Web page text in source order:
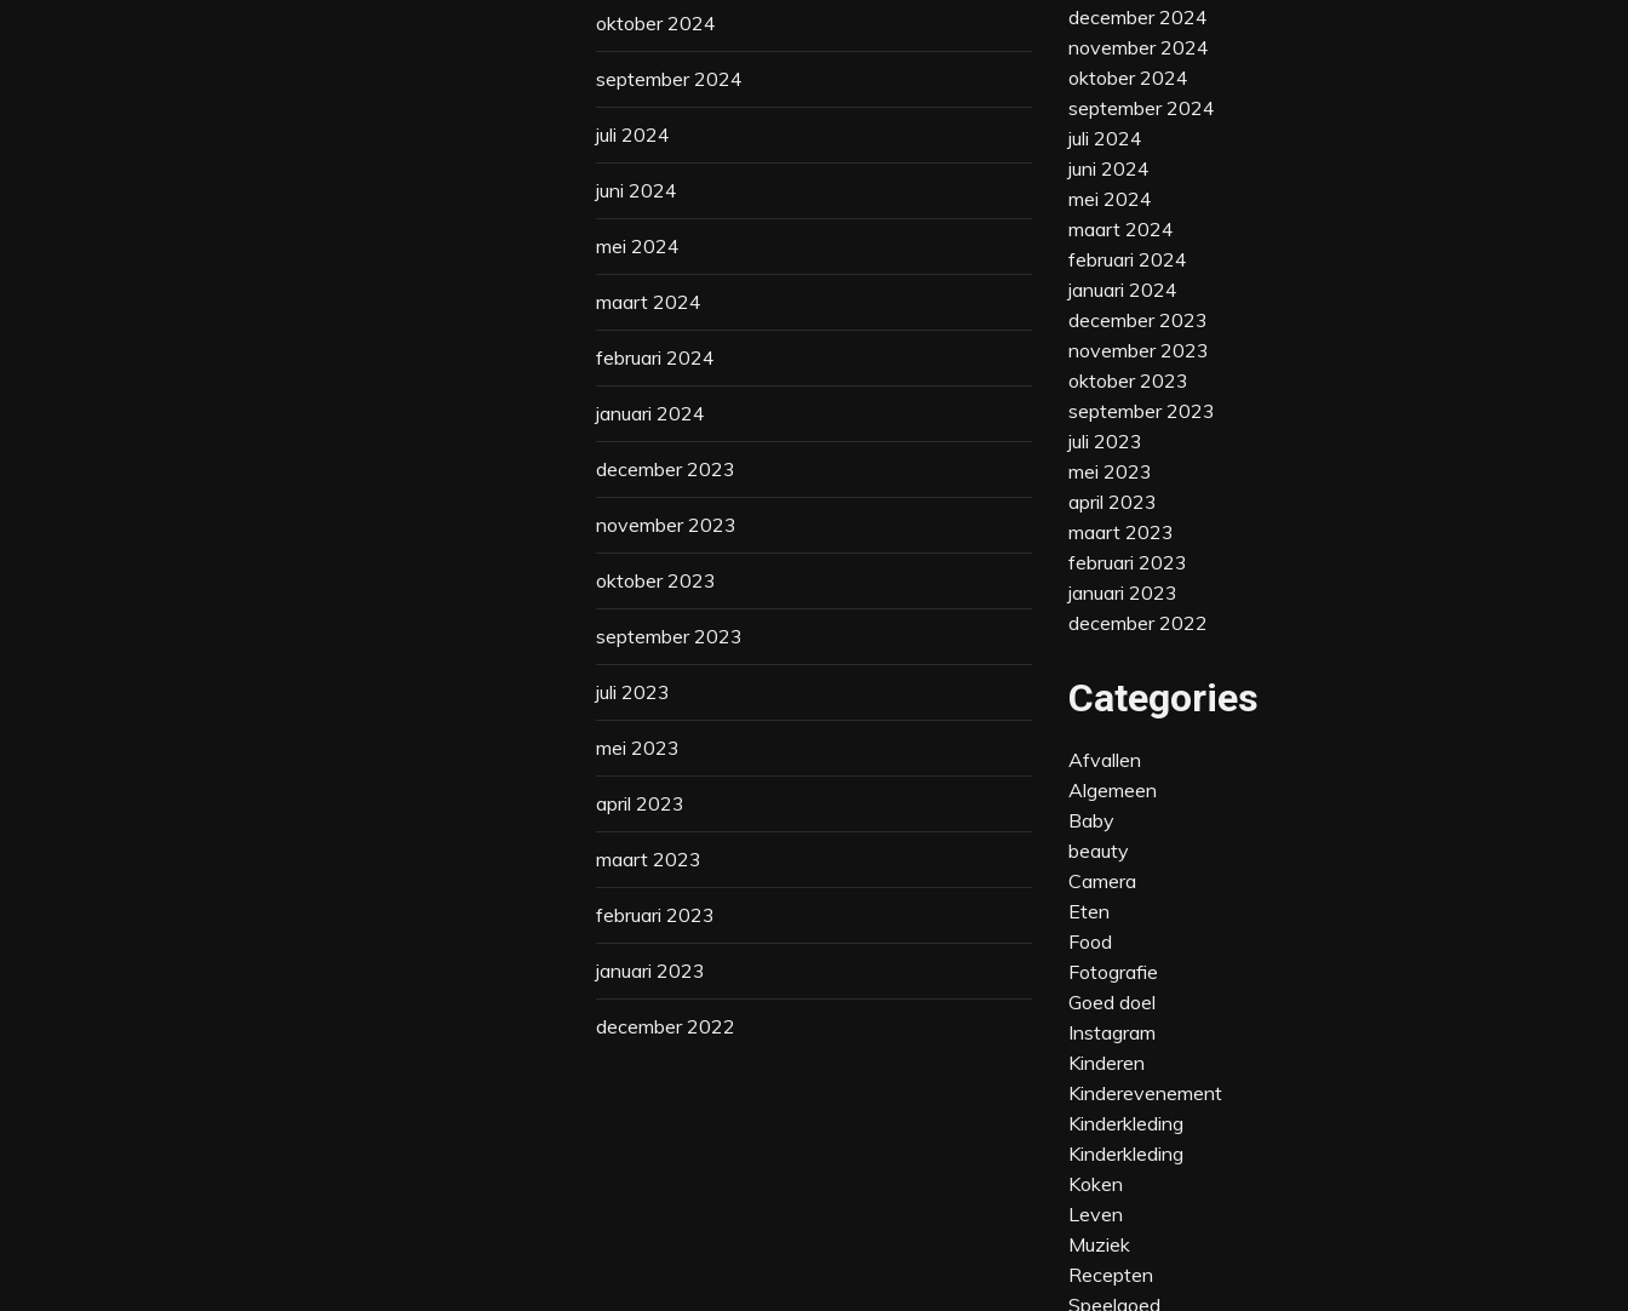
oktober 2024
september 2024
juli 2024
juni 2024
mei 2024
maart 2024
februari 2024
januari 2024
december 2023
november 2023
oktober 2023
september 2023
juli 2023
mei 2023
april 2023
maart 2023
februari 2023
januari 2023
december 2022
december 2024
november 2024
oktober 2024
september 2024
juli 2024
juni 2024
mei 2024
maart 2024
februari 2024
januari 2024
december 2023
november 2023
oktober 2023
september 2023
juli 2023
mei 2023
april 2023
maart 2023
februari 2023
januari 2023
december 2022
Categories
Afvallen
Algemeen
Baby
beauty
Camera
Eten
Food
Fotografie
Goed doel
Instagram
Kinderen
Kinderevenement‎
Kinderkleding
Kinderkleding‎
Koken
Leven
Muziek
Recepten
Speelgoed